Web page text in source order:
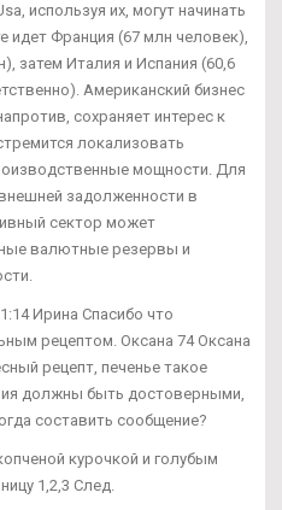
используя их, могут начинать
идет Франция (67 млн человек),
затем Италия и Испания (60,6
Американский бизнес
сохраняет интерес к
локализовать
мощности. Для
задолженности в
сектор может
валютные резервы и
Ирина Спасибо что
рецептом. Оксана 74 Оксана
рецепт, печенье такое
должны быть достоверными,
составить сообщение?
курочкой и голубым
1,2,3 След.